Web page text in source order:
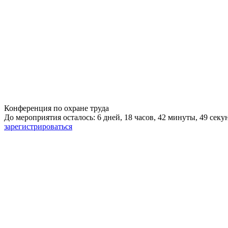
Конференция по охране труда
До мероприятия осталось: 6 дней, 18 часов, 42 минуты, 48
зарегистрироваться